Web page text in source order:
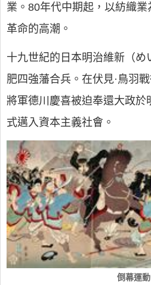
業。80年代中期起，以紡織
革命的高潮。
十九世紀的日本明治維新（め
肥四強藩合兵。在伏見·鳥羽
將軍德川慶喜被迫奉還大政於
式邁入資本主義社會。
倒幕運動